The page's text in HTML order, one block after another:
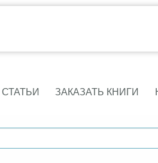
ЗАКАЗАТЬ КНИГИ